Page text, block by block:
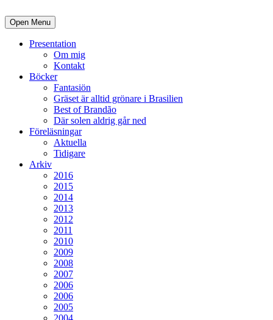
Open Menu
Presentation
Om mig
Kontakt
Böcker
Fantasiön
Gräset är alltid grönare i Brasilien
Best of Brandão
Där solen aldrig går ned
Föreläsningar
Aktuella
Tidigare
Arkiv
2016
2015
2014
2013
2012
2011
2010
2009
2008
2007
2006
2006
2005
2004